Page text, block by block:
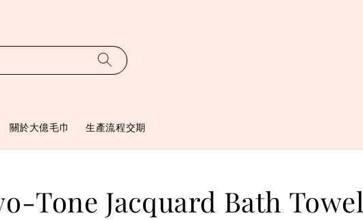
關於大億毛巾 生產流程交期
Tone Jacquard Bath Towel